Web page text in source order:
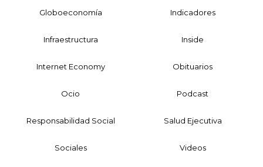
Globoeconomía Indicadores
Infraestructura Inside
Internet Economy Obituarios
Ocio Podcast
Responsabilidad Social Salud Ejecutiva
Sociales Videos